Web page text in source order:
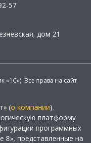
57
дом 21
Все права на сайт
(о компании).
платформу
программных
8», представленные на